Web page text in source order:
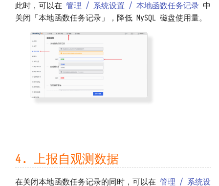
此时，可以在 管理 / 系统设置 / 本地函数任务记录 中
关闭「本地函数任务记录」，降低 MySQL 磁盘使用量。
4. 上报自观测数据
在关闭本地函数任务记录的同时，可以在 管理 / 系统设